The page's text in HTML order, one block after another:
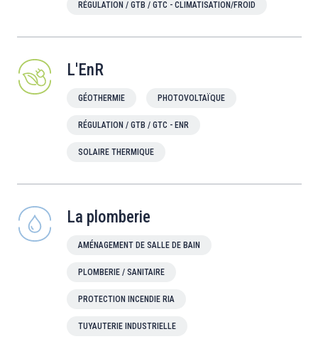
RÉGULATION / GTB / GTC - CLIMATISATION/FROID
L'EnR
GÉOTHERMIE PHOTOVOLTAÏQUE
RÉGULATION / GTB / GTC - ENR
SOLAIRE THERMIQUE
La plomberie
AMÉNAGEMENT DE SALLE DE BAIN
PLOMBERIE / SANITAIRE
PROTECTION INCENDIE RIA
TUYAUTERIE INDUSTRIELLE